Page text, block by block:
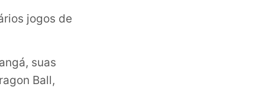
jogos de
suas
Ball,